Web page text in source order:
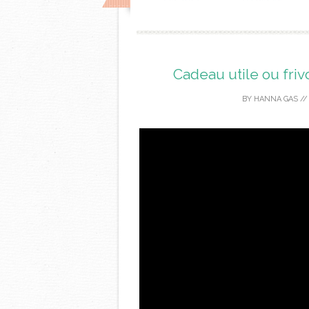
Cadeau utile ou
BY HANNA GAS //